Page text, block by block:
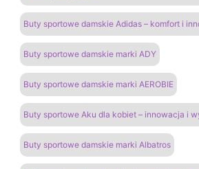
Buty sportowe damskie Adidas – komfort i
Buty sportowe damskie marki ADY
Buty sportowe damskie marki AEROBIE
Buty sportowe Aku dla kobiet – innowacja i
Buty sportowe damskie marki Albatros